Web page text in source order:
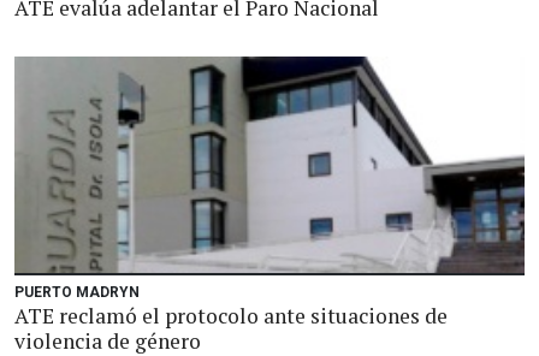
ATE evalúa adelantar el Paro Nacional
PUERTO MADRYN
ATE reclamó el protocolo ante situaciones de
violencia de género